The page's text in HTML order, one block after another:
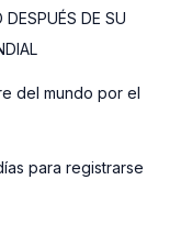
DE SU
del mundo por el
para registrarse